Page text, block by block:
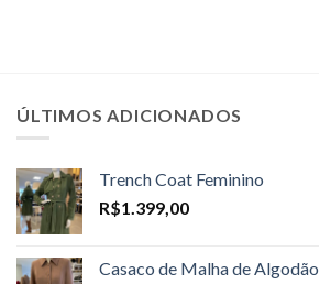
ÚLTIMOS ADICIONADOS
Trench Coat Feminino
R$1.399,00
Casaco de Malha de Algodão